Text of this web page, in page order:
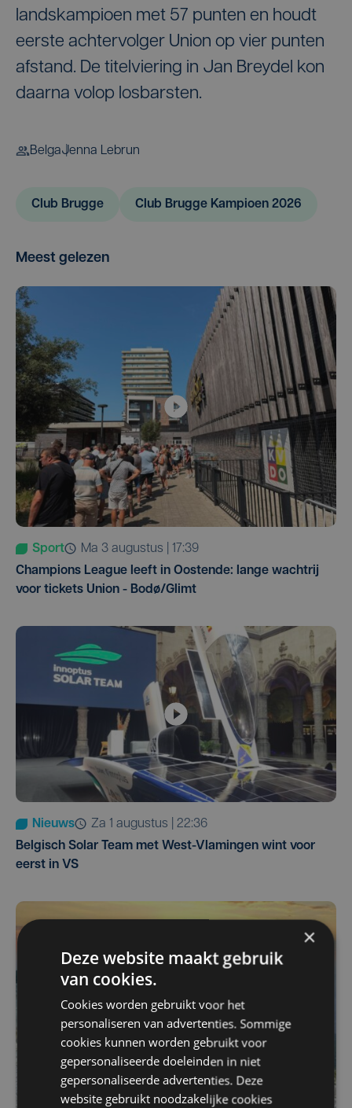
landskampioen met 57 punten en houdt
eerste achtervolger Union op vier punten
afstand. De titelviering in Jan Breydel kon
daarna volop losbarsten.
BelgaJenna Lebrun
Club Brugge Club Brugge Kampioen 2026
Meest gelezen
Sport
ma 3 augustus | 17:39
Champions League leeft in Oostende: lange wachtrij
voor tickets Union - Bodø/Glimt
Nieuws
za 1 augustus | 22:36
Belgisch Solar Team met West-Vlamingen wint voor
eerst in VS
×
Deze website maakt gebruik
van cookies.
Cookies worden gebruikt voor het
personaliseren van advertenties. Sommige
cookies kunnen worden gebruikt voor
gepersonaliseerde doeleinden in niet
gepersonaliseerde advertenties. Deze
website gebruikt noodzakelijke cookies